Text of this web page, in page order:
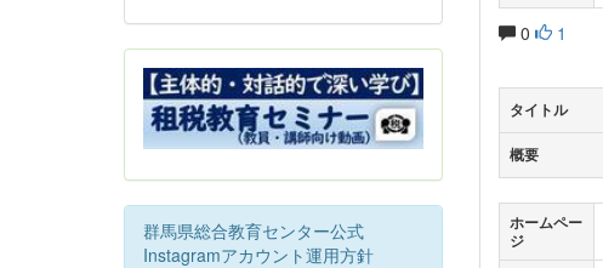
0 1
タイトル
概要
ホームペー
ジ
群馬県総合教育センター公式
Instagramアカウント運用方針